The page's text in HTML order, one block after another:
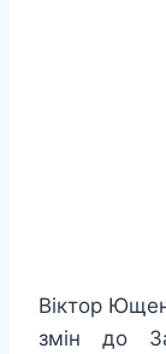
Віктор
змін до